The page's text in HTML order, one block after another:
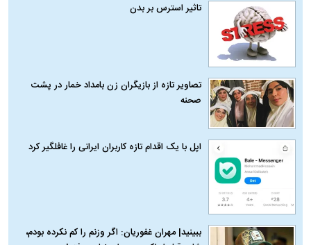
تاثیر استرس بر بدن
تصاویر تازه از بازیگران زن بامداد خمار در پشت
صحنه
اپل با یک اقدام تازه کاربران ایرانی را غافلگیر کرد
ببینید| مهران غفوریان: اگر وزنم را کم نکرده بودم،